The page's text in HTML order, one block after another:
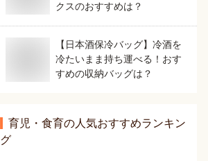
クスのおすすめは？
【日本酒保冷バッグ】冷酒を
冷たいまま持ち運べる！おす
すめの収納バッグは？
育児・食育の人気おすすめランキン
グ